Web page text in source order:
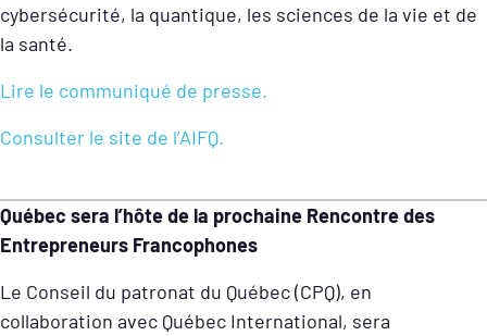
cybersécurité, la quantique, les sciences de la vie et de
la santé.
Lire le communiqué de presse.
Consulter le site de l’AIFQ.
Québec sera l’hôte de la prochaine Rencontre des
Entrepreneurs Francophones
Le Conseil du patronat du Québec (CPQ), en
collaboration avec Québec International, sera